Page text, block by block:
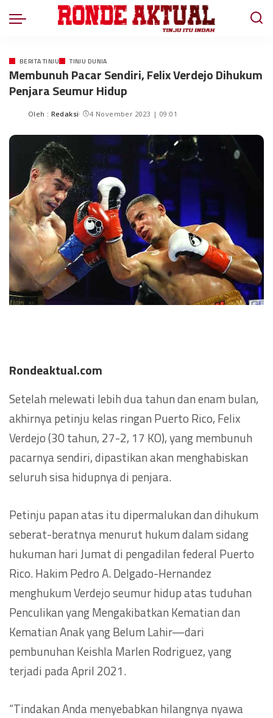
BERITA TINJU TINJU DUNIA
Membunuh Pacar Sendiri, Felix Verdejo Dihukum
Penjara Seumur Hidup
Oleh : Redaksi 4 November 2023 | 09:01
Rondeaktual.com
Setelah melewati lebih dua tahun dan enam bulan,
akhirnya petinju kelas ringan Puerto Rico, Felix
Verdejo (30 tahun, 27-2, 17 KO), yang membunuh
pacarnya sendiri, dipastikan akan menghabiskan
seluruh sisa hidupnya di penjara.
Petinju papan atas itu dipermalukan dan dihukum
seberat-beratnya menurut hukum dalam sidang
hukuman hari Jumat di pengadilan federal Puerto
Rico. Hakim Pedro A. Delgado-Hernandez
menghukum Verdejo seumur hidup atas tuduhan
Penculikan yang Mengakibatkan Kematian dan
Kematian Anak yang Belum Lahir—dari
pembunuhan Keishla Marlen Rodriguez, yang
terjadi pada April 2021.
“Tindakan Anda menyebabkan hilangnya nyawa